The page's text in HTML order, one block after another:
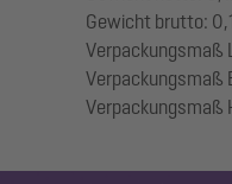
Gewicht brutto:
Verpackungsmaß
Verpackungsmaß